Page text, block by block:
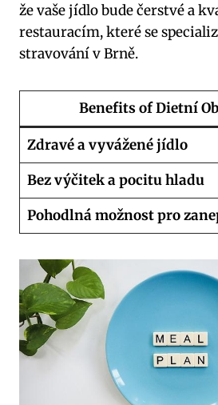
že vaše jídlo bude čerstvé a
restauracím, které ⁤se
stravování⁣ v Brně.
Benefits of Dietní
Zdravé a vyvážené jídlo
Bez výčitek a‍ pocitu hladu
Pohodlná‍ možnost pro